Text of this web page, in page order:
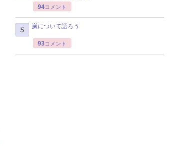
94コメント
嵐について語ろう
93コメント